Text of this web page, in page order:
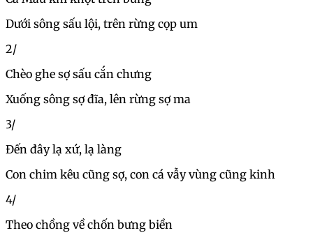
Dưới sông sấu lội, trên rừng cọp um
2/
Chèo ghe sợ sấu cắn chưng
Xuống sông sợ đĩa, lên rừng sợ ma
3/
Đến đây lạ xứ, lạ làng
Con chim kêu cũng sợ, con cá vẫy vùng cũng kinh
4/
Theo chồng về chốn bưng biền